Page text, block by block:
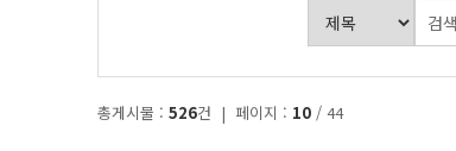
총게시물 : 526건 | 페이지 : 10 / 44